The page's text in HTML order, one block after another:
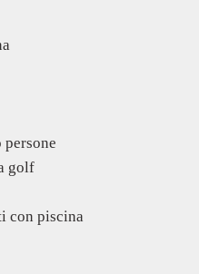
persone
golf
con piscina